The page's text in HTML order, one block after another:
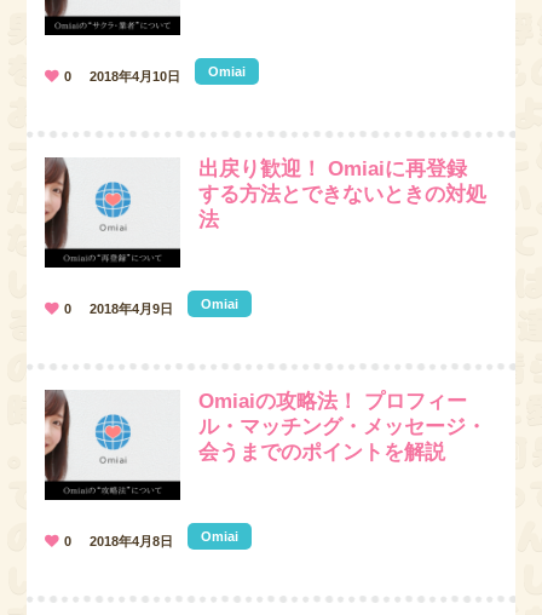
Omiai
0 2018年4月10日
出戻り歓迎！ Omiaiに再登録
する方法とできないときの対処
法
Omiai
0 2018年4月9日
Omiaiの攻略法！ プロフィー
ル・マッチング・メッセージ・
会うまでのポイントを解説
Omiai
0 2018年4月8日